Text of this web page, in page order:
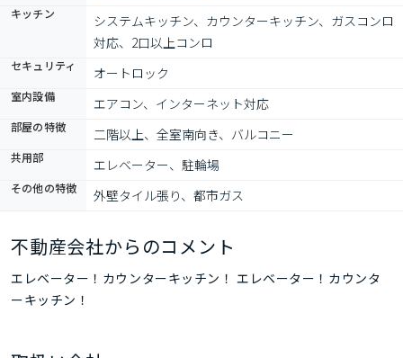
キッチン
システムキッチン、カウンターキッチン、ガスコンロ
対応、2口以上コンロ
セキュリティ オートロック
室内設備 エアコン、インターネット対応
部屋の特徴 二階以上、全室南向き、バルコニー
共用部 エレベーター、駐輪場
その他の特徴 外壁タイル張り、都市ガス
不動産会社からのコメント
エレベーター！カウンターキッチン！ エレベーター！カウンタ
ーキッチン！